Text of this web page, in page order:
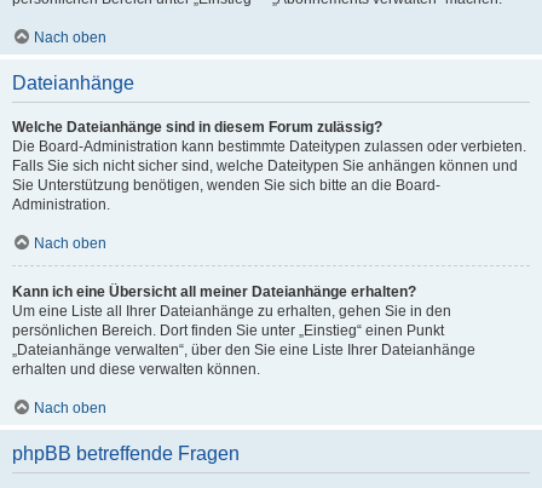
Nach oben
Dateianhänge
Welche Dateianhänge sind in diesem Forum zulässig?
Die Board-Administration kann bestimmte Dateitypen zulassen oder verbieten.
Falls Sie sich nicht sicher sind, welche Dateitypen Sie anhängen können und
Sie Unterstützung benötigen, wenden Sie sich bitte an die Board-
Administration.
Nach oben
Kann ich eine Übersicht all meiner Dateianhänge erhalten?
Um eine Liste all Ihrer Dateianhänge zu erhalten, gehen Sie in den
persönlichen Bereich. Dort finden Sie unter „Einstieg“ einen Punkt
„Dateianhänge verwalten“, über den Sie eine Liste Ihrer Dateianhänge
erhalten und diese verwalten können.
Nach oben
phpBB betreffende Fragen